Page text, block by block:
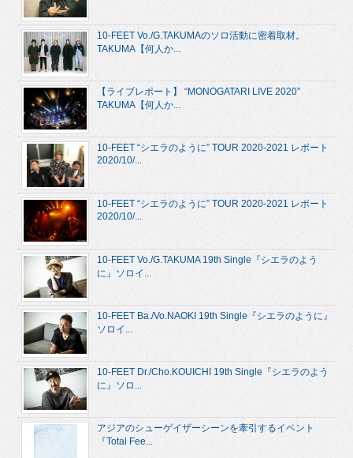
10-FEET Vo./G.TAKUMAのソロ活動に密着取材。
TAKUMA【何人か...
【ライブレポート】 “MONOGATARI LIVE 2020”
TAKUMA【何人か...
10-FEET “シエラのように” TOUR 2020-2021 レポート
2020/10/...
10-FEET “シエラのように” TOUR 2020-2021 レポート
2020/10/...
10-FEET Vo./G.TAKUMA 19th Single『シエラのよう
に』ソロイ...
10-FEET Ba./Vo.NAOKI 19th Single『シエラのように』
ソロイ...
10-FEET Dr./Cho.KOUICHI 19th Single『シエラのよう
に』ソロ...
アジアのシューゲイザーシーンを牽引するイベント
『Total Fee...